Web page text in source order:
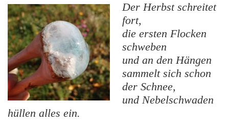
Der Herbst schreitet
fort,
die ersten Flocken
schweben
und an den Hängen
sammelt sich schon
der Schnee,
und Nebelschwaden
hüllen alles ein.